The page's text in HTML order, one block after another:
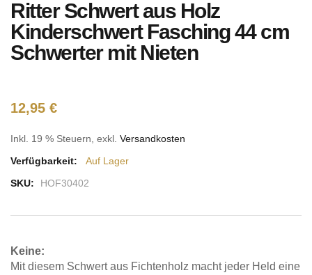
Anfang
der
Bildgalerie
springen
Ritter Schwert aus Holz
Kinderschwert Fasching 44 cm
Schwerter mit Nieten
12,95 €
Inkl. 19 % Steuern exkl. Versandkosten
Verfügbarkeit:
Auf Lager
SKU:
HOF30402
Keine:
Mit diesem Schwert aus Fichtenholz macht jeder Held eine